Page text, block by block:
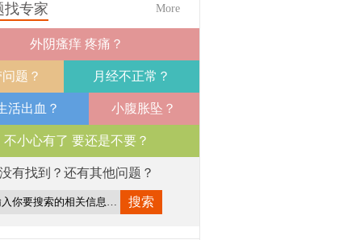
找专家 More
外阴瘙痒 疼痛？
题？ 月经不正常？
活出血？ 小腹胀坠？
不小心有了 要还是不要？
没有找到？还有其他问题？